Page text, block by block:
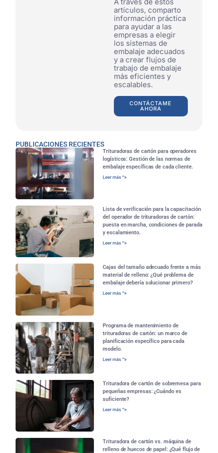
A través de estos
artículos, comparto
información práctica
para ayudar a las
empresas a elegir
los sistemas de
embalaje adecuados
y a crear flujos de
trabajo de embalaje
más eficientes y
escalables.
CONTÁCTAME
AHORA
PUBLICACIONES RECIENTES
Trituradoras de cartón para operadores
logísticos: Gestión de las normas de
embalaje específicas de cada cliente.
Leer más "»
Lista de verificación para la capacitación
del operador de trituradoras de cartón:
puesta en marcha, condiciones de parada
y escalamiento.
Leer más "»
Cajas del tamaño adecuado frente a más
material de relleno: ¿Qué problema de
embalaje debería solucionar primero?
Leer más "»
Programa de mantenimiento de
trituradoras de cartón: un marco de
planificación específico para cada
modelo.
Leer más "»
Trituradora de cartón de sobremesa para
pequeñas empresas: ¿Cuándo es
suficiente?
Leer más "»
Trituradora de cartón vs. máquina de
relleno de huecos de papel: ¿Qué flujo de